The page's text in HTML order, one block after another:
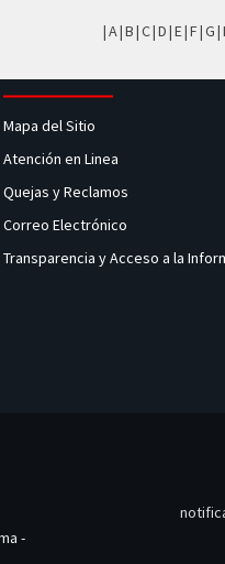
|A|B|C|D|E|F|G|
Mapa del Sitio
Atención en Linea
Quejas y Reclamos
Correo Electrónico
Transparencia y Acceso a la
-